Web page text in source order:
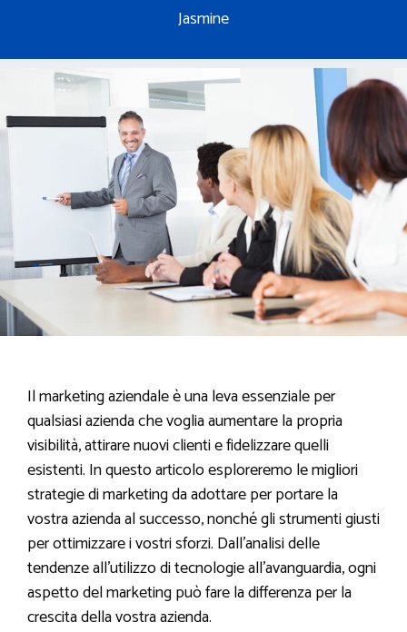
Jasmine
Il marketing aziendale è una leva essenziale per
qualsiasi azienda che voglia aumentare la propria
visibilità, attirare nuovi clienti e fidelizzare quelli
esistenti. In questo articolo esploreremo le migliori
strategie di marketing da adottare per portare la
vostra azienda al successo, nonché gli strumenti giusti
per ottimizzare i vostri sforzi. Dall’analisi delle
tendenze all’utilizzo di tecnologie all’avanguardia, ogni
aspetto del marketing può fare la differenza per la
crescita della vostra azienda.